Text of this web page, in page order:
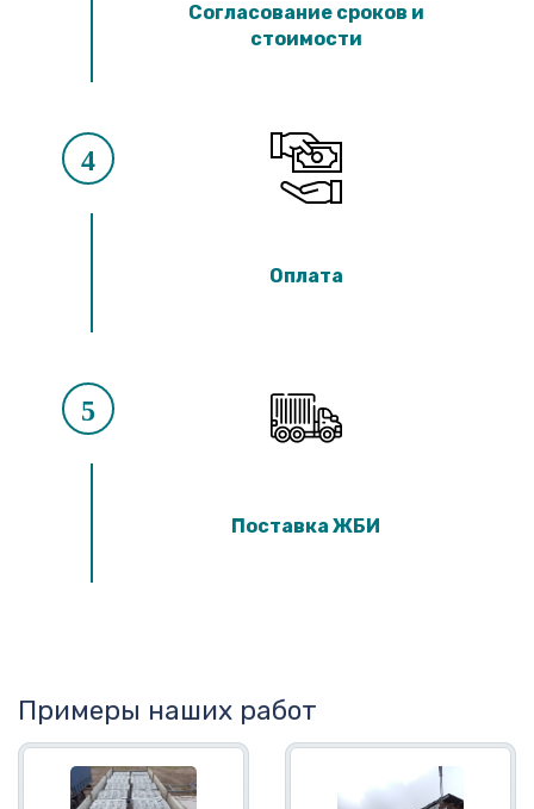
Согласование сроков и
стоимости
4
Оплата
5
Поставка ЖБИ
Примеры наших работ